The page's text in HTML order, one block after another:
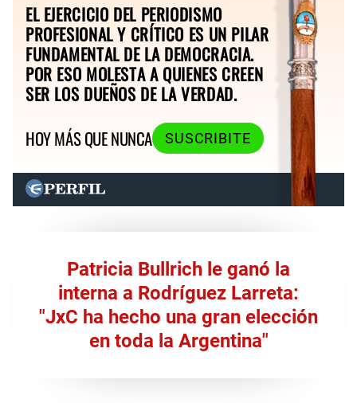
EL EJERCICIO DEL PERIODISMO
PROFESIONAL Y CRÍTICO ES UN PILAR
FUNDAMENTAL DE LA DEMOCRACIA.
POR ESO MOLESTA A QUIENES CREEN
SER LOS DUEÑOS DE LA VERDAD.
HOY MÁS QUE NUNCA
SUSCRIBITE
Patricia Bullrich le ganó la
interna a Rodríguez Larreta:
"JxC ha hecho una gran elección
en toda la Argentina"